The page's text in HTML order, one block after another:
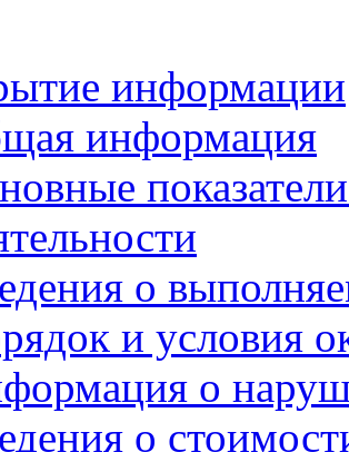
информации
информация
о
и условия
о
о